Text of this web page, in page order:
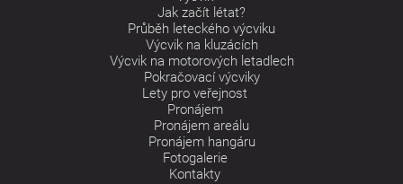
Jak začít létat?
Průběh leteckého výcviku
Výcvik na kluzácích
Výcvik na motorových letadlech
Pokračovací výcviky
Lety pro veřejnost
Pronájem
Pronájem areálu
Pronájem hangáru
Fotogalerie
Kontakty